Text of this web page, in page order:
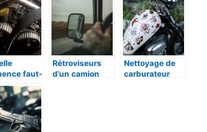
performantes
cuir et les
tissus de
voiture
faut-
sa
de
?
Rétroviseurs
d’un camion
Nettoyage de
carburateur